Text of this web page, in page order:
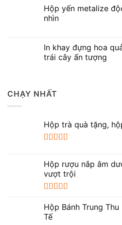
Hộp yến metalize
nhìn
In khay đựng hoa
trái cây ấn tượng
CHẠY NHẤT
Hộp trà quà tặng,
sao
Hộp rượu nắp âm
vượt trội
hạng 5.005
sao
Hộp Bánh Trung
Tế